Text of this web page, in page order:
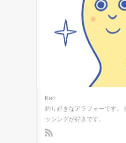
Ken
釣り好きなアラフォーです。
ッシングが好きです。